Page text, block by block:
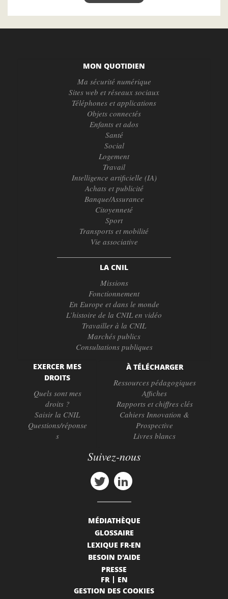
MON QUOTIDIEN
Ma sécurité numérique
Sites web et réseaux sociaux
Téléphones et applications
Objets connectés
Enfants et ados
Santé
Social
Logement
Travail
Intelligence artificielle (IA)
Achats et publicité
Banque/Assurance
Citoyenneté
Sport
Transports et mobilité
Vie associative
LA CNIL
Missions
Fonctionnement
En Europe et dans le monde
L’histoire de la CNIL en vidéo
Travailler à la CNIL
Marchés publics
Consultations publiques
EXERCER MES
DROITS
Quels sont mes
droits ?
Saisir la CNIL
Questions/réponse
s
À TÉLÉCHARGER
Ressources pédagogiques
Affiches
Rapports et chiffres clés
Cahiers Innovation &
Prospective
Livres blancs
Suivez-nous
MÉDIATHÈQUE
GLOSSAIRE
LEXIQUE FR-EN
BESOIN D'AIDE
PRESSE
FR
EN
GESTION DES COOKIES